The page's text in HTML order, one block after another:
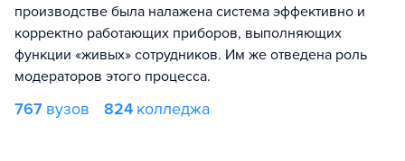
производстве была налажена система эффективно и
корректно работающих приборов, выполняющих
функции «живых» сотрудников. Им же отведена роль
модераторов этого процесса.
767 вузов 824 колледжа